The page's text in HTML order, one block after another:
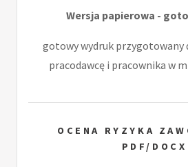
Wersja papierowa -
gotowy wydruk przygotowany
pracodawcę i pracownika w
OCENA RYZYKA
PDF/DOCX